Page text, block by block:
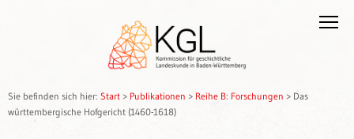
Sie befinden sich hier: Start > Publikationen > Reihe B: Forschungen > Das
württembergische Hofgericht (1460-1618)